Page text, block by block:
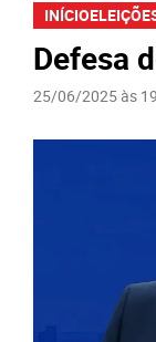
INÍCIO
Defesa
25/06/2025 às